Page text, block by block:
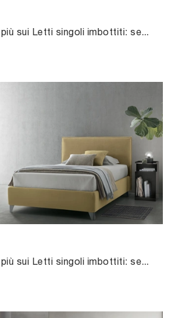
Clicca e scopri di più sui Letti singoli imbottiti: se vuoi modelli moderni, il modello Pascal V&Nice fa per te.
Clicca e scopri di più sui Letti singoli imbottiti: se cerchi modelli moderni, il modello Mood V&Nice fa per te.